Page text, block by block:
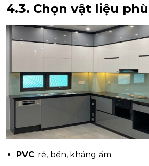
4.3. Chọn vật liệu
PVC: rẻ, bền, kháng ẩm.